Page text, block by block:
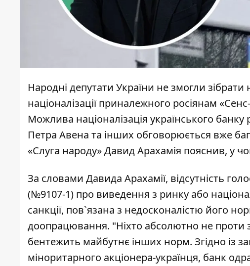
Народні депутати України не змогли зібрати
націоналізації приналежного росіянам
Можлива націоналізація українського банку
Петра Авена та інших обговорюється вже
«Слуга народу» Давид Арахамія пояснив, у
За словами Давида Арахамії, відсутність
(№9107-1) про виведення з ринку або
санкції, пов`язана з недосконалістю його
доопрацювання. "Ніхто абсолютно не проти
бентежить майбутнє інших норм. Згідно із
міноритарного акціонера-українця, банк